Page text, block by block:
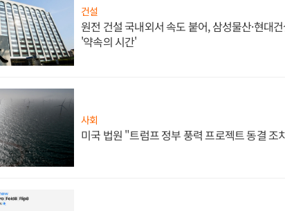
건설
원전 건설 국내외서 속도 붙어, 삼성물산·현대
'약속의 시간'
사회
미국 법원 "트럼프 정부 풍력 프로젝트 동결 조